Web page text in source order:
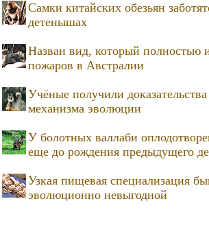
Самки китайских обезьян
детенышах
Назван вид, который полностью
пожаров в Австралии
Учёные получили доказательства
механизма эволюции
У болотных валлаби
еще до рождения предыдущего
Узкая пищевая специализация
эволюционно невыгодной